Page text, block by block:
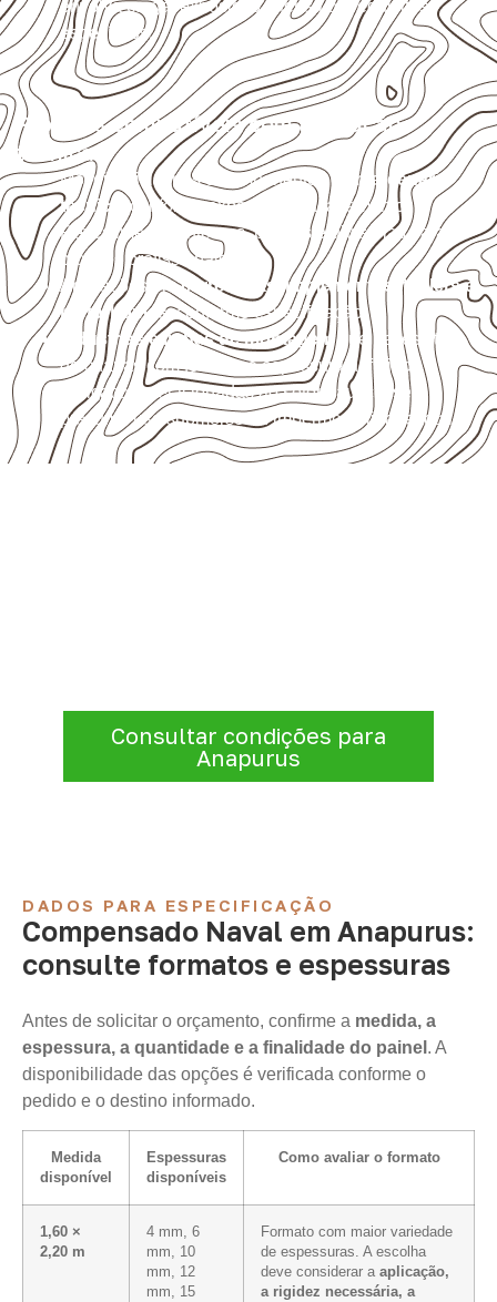
envolva carga, exposição intensa ou requisitos
específicos.
Projetos compatíveis com avaliação
técnica
Móveis, divisórias e componentes de
marcenaria
técnica
, conforme exposição e acabamento.
Revestimentos internos, painéis e divisórias para
projetos profissionais.
Aplicações emcarrocerias, implementos, trailers e
motorhomes, conforme especificação.
Indústrias e linhas de montagem que necessitam
de chapas com formato e espessura definidos.
Aplicações relacionadas ao setor náutico, sem
presumir uso submerso ou impermeabilidade total.
Consultar condições para
Anapurus
DADOS PARA ESPECIFICAÇÃO
Compensado Naval em Anapurus:
consulte formatos e espessuras
Antes de solicitar o orçamento, confirme a medida, a
espessura, a quantidade e a finalidade do painel . A
disponibilidade das opções é verificada conforme o
pedido e o destino informado.
Medida
disponível
Espessuras
disponíveis
Como avaliar o formato
1,60 ×
2,20 m
4 mm, 6
mm, 10
mm, 12
mm, 15
Formato com maior variedade
de espessuras. A escolha
deve considerar a aplicação,
a rigidez necessária, a